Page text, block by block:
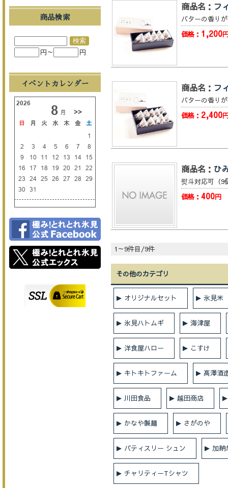
商品名： フ
バターの香り
価格： 1,200
商品名： フ
バターの香り
価格： 2,400
商品名： ひ
熨斗対応可（9
価格： 400円
1～9件目/9件
その他のカテゴリ
オリジナルセット 氷見米
氷見ハトムギ 海津屋
洋食屋ハロー こすけ
キトキトファーム 髙澤酒
川田食品 越田商店
かなや製麺 さがのや
パティスリー シュン 加納
チャリティーTシャツ
商品検索
円～ 円
イベントカレンダー